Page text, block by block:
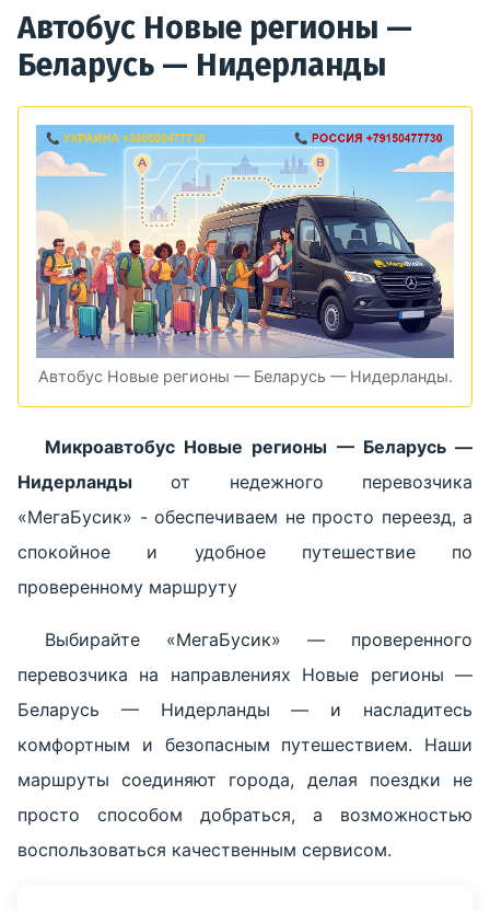
Автобус Новые регионы —
Беларусь — Нидерланды
Автобус Новые регионы — Беларусь — Нидерланды.
Микроавтобус Новые регионы — Беларусь —
Нидерланды от недежного перевозчика
«МегаБусик» - обеспечиваем не просто переезд, а
спокойное и удобное путешествие по
проверенному маршруту
Выбирайте «МегаБусик» — проверенного
перевозчика на направлениях Новые регионы —
Беларусь — Нидерланды — и насладитесь
комфортным и безопасным путешествием. Наши
маршруты соединяют города, делая поездки не
просто способом добраться, а возможностью
воспользоваться качественным сервисом.